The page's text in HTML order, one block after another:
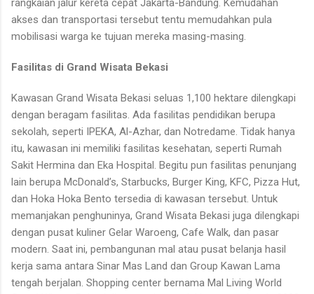
rangkaian jalur kereta cepat Jakarta-Bandung. Kemudahan
akses dan transportasi tersebut tentu memudahkan pula
mobilisasi warga ke tujuan mereka masing-masing.
Fasilitas di Grand Wisata Bekasi
Kawasan Grand Wisata Bekasi seluas 1,100 hektare dilengkapi
dengan beragam fasilitas. Ada fasilitas pendidikan berupa
sekolah, seperti IPEKA, Al-Azhar, dan Notredame. Tidak hanya
itu, kawasan ini memiliki fasilitas kesehatan, seperti Rumah
Sakit Hermina dan Eka Hospital. Begitu pun fasilitas penunjang
lain berupa McDonald’s, Starbucks, Burger King, KFC, Pizza Hut,
dan Hoka Hoka Bento tersedia di kawasan tersebut. Untuk
memanjakan penghuninya, Grand Wisata Bekasi juga dilengkapi
dengan pusat kuliner Gelar Waroeng, Cafe Walk, dan pasar
modern. Saat ini, pembangunan mal atau pusat belanja hasil
kerja sama antara Sinar Mas Land dan Group Kawan Lama
tengah berjalan. Shopping center bernama Mal Living World